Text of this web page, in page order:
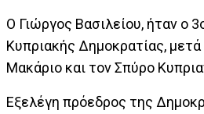
Ο Γιώργος Βασιλείου, ήταν ο
Κυπριακής Δημοκρατίας,
Μακάριο και τον Σπύρο
Εξελέγη πρόεδρος της